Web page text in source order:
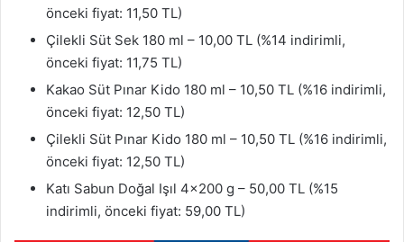
önceki fiyat: 11,50 TL)
Çilekli Süt Sek 180 ml – 10,00 TL (%14 indirimli,
önceki fiyat: 11,75 TL)
Kakao Süt Pınar Kido 180 ml – 10,50 TL (%16 indirimli,
önceki fiyat: 12,50 TL)
Çilekli Süt Pınar Kido 180 ml – 10,50 TL (%16 indirimli,
önceki fiyat: 12,50 TL)
Katı Sabun Doğal Işıl 4×200 g – 50,00 TL (%15
indirimli, önceki fiyat: 59,00 TL)